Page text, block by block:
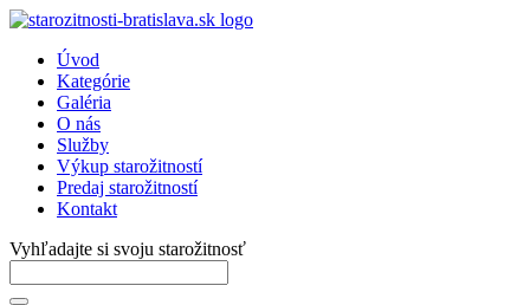
Úvod
Kategórie
Galéria
O nás
Služby
Výkup starožitností
Predaj starožitností
Kontakt
Vyhľadajte si svoju starožitnosť